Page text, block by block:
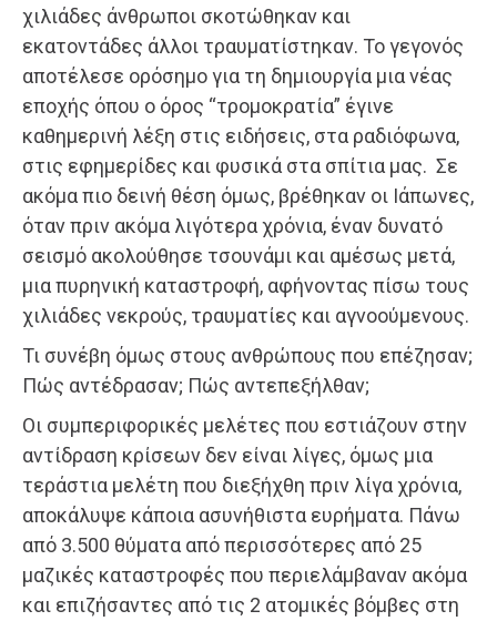
χιλιάδες άνθρωποι σκοτώθηκαν και
εκατοντάδες άλλοι τραυματίστηκαν. Το γεγονός
αποτέλεσε ορόσημο για τη δημιουργία μια νέας
εποχής όπου ο όρος “τρομοκρατία” έγινε
καθημερινή λέξη στις ειδήσεις, στα ραδιόφωνα,
στις εφημερίδες και φυσικά στα σπίτια μας. Σε
ακόμα πιο δεινή θέση όμως, βρέθηκαν οι Ιάπωνες,
όταν πριν ακόμα λιγότερα χρόνια, έναν δυνατό
σεισμό ακολούθησε τσουνάμι και αμέσως μετά,
μια πυρηνική καταστροφή, αφήνοντας πίσω τους
χιλιάδες νεκρούς, τραυματίες και αγνοούμενους.
Τι συνέβη όμως στους ανθρώπους που επέζησαν;
Πώς αντέδρασαν; Πώς αντεπεξήλθαν;
Οι συμπεριφορικές μελέτες που εστιάζουν στην
αντίδραση κρίσεων δεν είναι λίγες, όμως μια
τεράστια μελέτη που διεξήχθη πριν λίγα χρόνια,
αποκάλυψε κάποια ασυνήθιστα ευρήματα. Πάνω
από 3.500 θύματα από περισσότερες από 25
μαζικές καταστροφές που περιελάμβαναν ακόμα
και επιζήσαντες από τις 2 ατομικές βόμβες στη